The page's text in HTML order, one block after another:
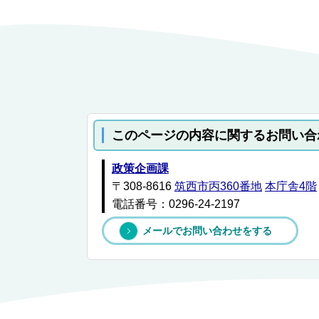
このページの内容に関するお問い
政策企画課
〒308-8616 筑西市丙360番地 本庁舎4階
電話番号：0296-24-2197
メールでお問い合わせをする